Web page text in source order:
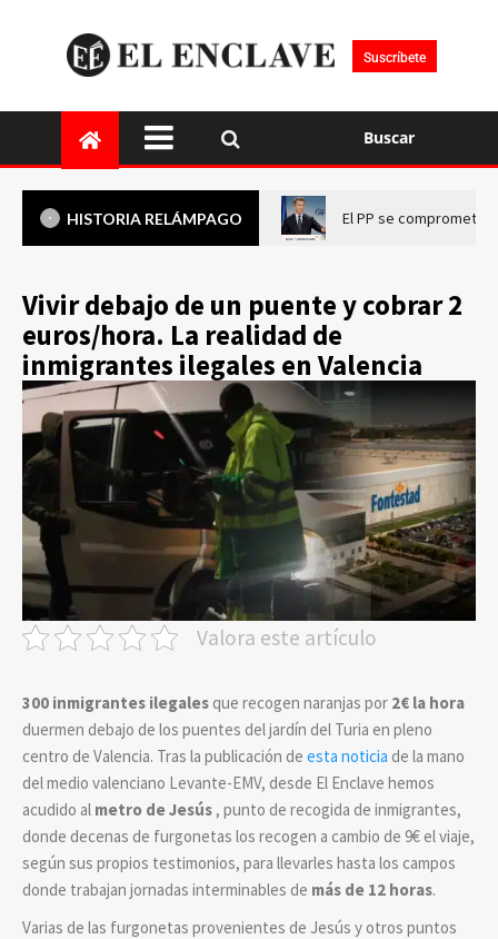
Suscríbete
Buscar
HISTORIA RELÁMPAGO El PP se compromete
Vivir debajo de un puente y cobrar 2
euros/hora. La realidad de
inmigrantes ilegales en Valencia
Valora este artículo
300 inmigrantes ilegalesque recogen naranjas por 2€ la hora
duermen debajo de los puentes del jardín del Turia en pleno
centro de Valencia. Tras la publicación de esta noticia de la mano
del medio valenciano Levante-EMV, desde El Enclave hemos
acudido al metro de Jesús , punto de recogida de inmigrantes,
donde decenas de furgonetas los recogen a cambio de 9€ el viaje,
según sus propios testimonios, para llevarles hasta los campos
donde trabajan jornadas interminables de más de 12 horas.
Varias de las furgonetas provenientes de Jesús y otros puntos